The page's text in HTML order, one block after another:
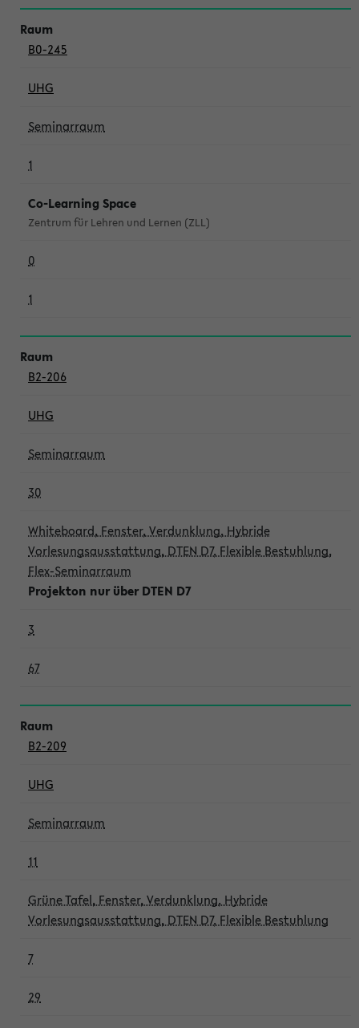
B0-245
UHG
Seminarraum
1
Co-Learning Space
Zentrum für Lehren und Lernen (ZLL)
0
1
B2-206
UHG
Seminarraum
30
Whiteboard, Fenster, Verdunklung, Hybride
Vorlesungsausstattung, DTEN D7, Flexible Bestuhlung,
Flex-Seminarraum
Projekton nur über DTEN D7
3
67
B2-209
UHG
Seminarraum
11
Grüne Tafel, Fenster, Verdunklung, Hybride
Vorlesungsausstattung, DTEN D7, Flexible Bestuhlung
7
29